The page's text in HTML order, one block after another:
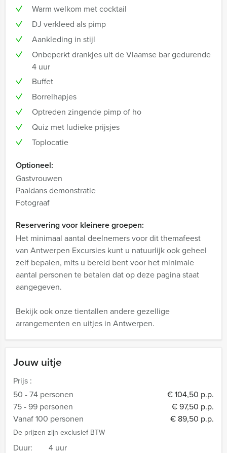
Jouw uitje
Prijs :
50 - 74 personen
€ 104,50 p.p.
75 - 99 personen
€ 97,50 p.p.
Vanaf 100 personen
€ 89,50 p.p.
De prijzen zijn exclusief BTW
Duur: 4 uur
Warm welkom met cocktail
DJ verkleed als pimp
Aankleding in stijl
Onbeperkt drankjes uit de Vlaamse bar gedurende
4 uur
Buffet
Borrelhapjes
Optreden zingende pimp of ho
Quiz met ludieke prijsjes
Toplocatie
Optioneel:
Gastvrouwen
Paaldans demonstratie
Fotograaf
Reservering voor kleinere groepen:
Het minimaal aantal deelnemers voor dit themafeest
van Antwerpen Excursies kunt u natuurlijk ook geheel
zelf bepalen, mits u bereid bent voor het minimale
aantal personen te betalen dat op deze pagina staat
aangegeven.
Bekijk ook onze tientallen andere gezellige
arrangementen en uitjes in Antwerpen.